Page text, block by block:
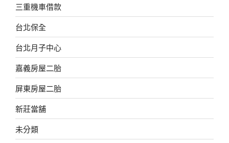
三重機車借款
台北保全
台北月子中心
嘉義房屋二胎
屏東房屋二胎
新莊當舖
未分類